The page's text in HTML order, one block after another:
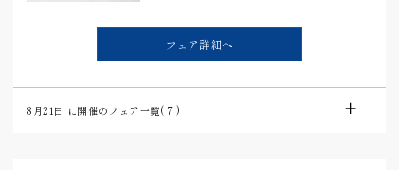
フェア詳細へ
8月21日 に開催のフェア一覧(7 )